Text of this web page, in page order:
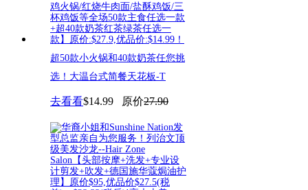
超50款小火锅和40款奶茶任您挑
选！大温台式简餐天花板-T
去看看$14.99 原价27.90